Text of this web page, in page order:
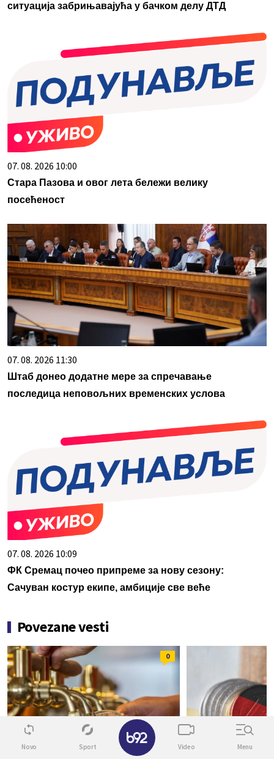
ситуација забрињавајућа у бачком делу ДТД
07. 08. 2026 10:00
Стара Пазова и овог лета бележи велику
посећеност
07. 08. 2026 11:30
Штаб донео додатне мере за спречавање
последица неповољних временских услова
07. 08. 2026 10:09
ФК Сремац почео припреме за нову сезону:
Сачуван костур екипе, амбиције све веће
Povezane vesti
0
Novo Sport Video Menu
✕